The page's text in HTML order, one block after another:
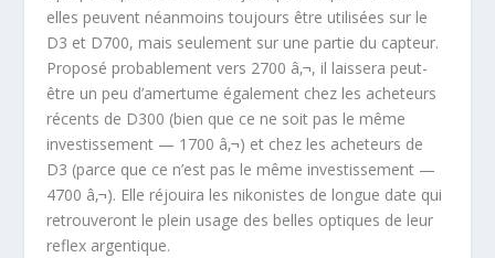
elles peuvent néanmoins toujours être utilisées sur le
D3 et D700, mais seulement sur une partie du capteur.
Proposé probablement vers 2700 â‚¬, il laissera peut-
être un peu d’amertume également chez les acheteurs
récents de D300 (bien que ce ne soit pas le même
investissement — 1700 â‚¬) et chez les acheteurs de
D3 (parce que ce n’est pas le même investissement —
4700 â‚¬). Elle réjouira les nikonistes de longue date qui
retrouveront le plein usage des belles optiques de leur
reflex argentique.